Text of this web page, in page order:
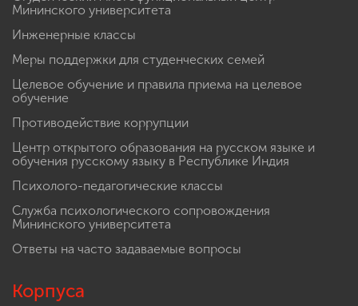
Мининского университета
Инженерные классы
Меры поддержки для студенческих семей
Целевое обучение и правила приема на целевое
обучение
Противодействие коррупции
Центр открытого образования на русском языке и
обучения русскому языку в Республике Индия
Психолого-педагогические классы
Служба психологического сопровождения
Мининского университета
Ответы на часто задаваемые вопросы
Корпуса